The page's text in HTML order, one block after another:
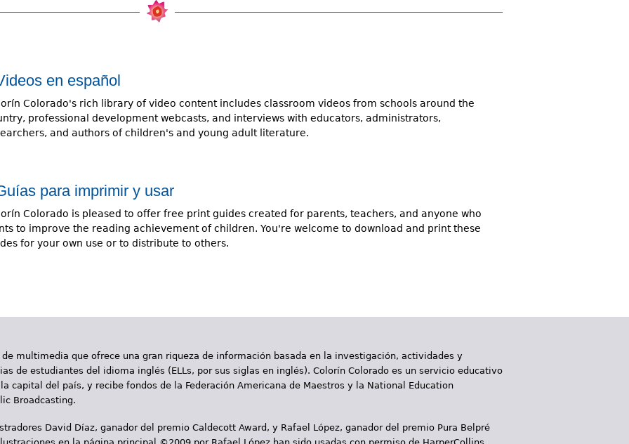
en español
Colorado's rich library of video content includes classroom videos from schools around the
professional development webcasts, and interviews with educators, administrators,
and authors of children's and young adult literature.
para imprimir y usar
Colorado is pleased to offer free print guides created for parents, teachers, and anyone who
to improve the reading achievement of children. You're welcome to download and print these
for your own use or to distribute to others.
multimedia que ofrece una gran riqueza de información basada en la investigación, actividades y
de estudiantes del idioma inglés (ELLs, por sus siglas en inglés). Colorín Colorado es un servicio educativo
capital del país, y recibe fondos de la Federación Americana de Maestros y la National Education
Broadcasting.
David Díaz, ganador del premio Caldecott Award, y Rafael López, ganador del premio Pura Belpré